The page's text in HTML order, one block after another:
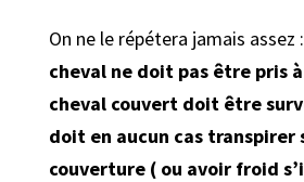
On ne le répétera jamais assez :
cheval ne doit pas être pris
cheval couvert doit être
doit en aucun cas transpirer
couverture ( ou avoir froid